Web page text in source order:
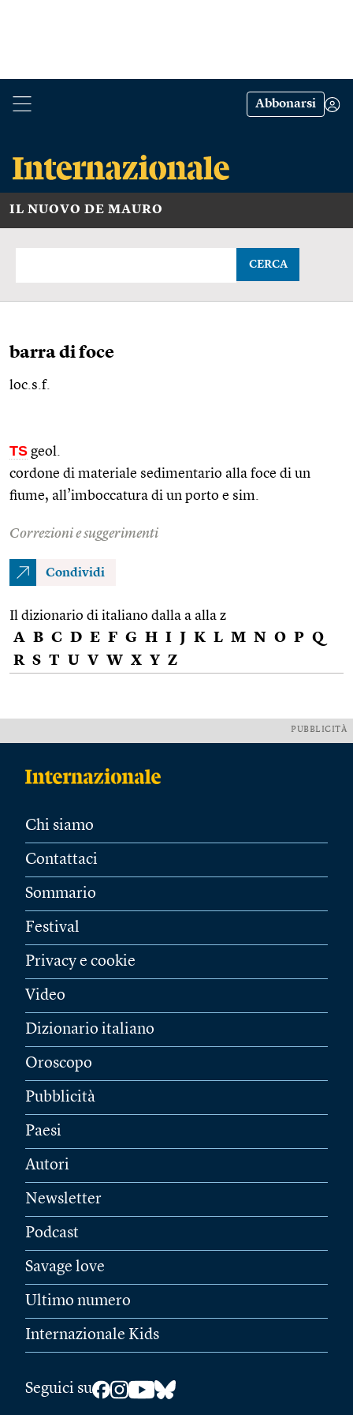
Abbonarsi
IL NUOVO DE MAURO
CERCA
barra di foce
loc.s.f.
TS geol.
cordone di materiale sedimentario alla foce di un
fiume, all’imboccatura di un porto e sim.
Correzioni e suggerimenti
Condividi
Il dizionario di italiano dalla a alla z
A B C D E F G H I J K L M N O P Q
R S T U V W X Y Z
PUBBLICITÀ
Chi siamo
Contattaci
Sommario
Festival
Privacy e cookie
Video
Dizionario italiano
Oroscopo
Pubblicità
Paesi
Autori
Newsletter
Podcast
Savage love
Ultimo numero
Internazionale Kids
Seguici su